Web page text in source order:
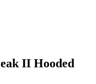
II Hooded